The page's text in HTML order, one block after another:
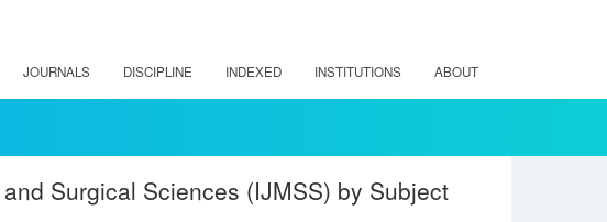
JOURNALS DISCIPLINE INDEXED INSTITUTIONS ABOUT
Surgical Sciences (IJMSS) by Subject